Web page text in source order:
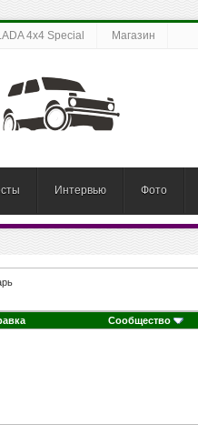
4x4 Special Магазин
Интервью Фото
Сообщество